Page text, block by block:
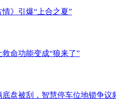
》引爆“上合之夏”
命功能变成“狼来了”
盘被刮，智慧停车位地锁争议